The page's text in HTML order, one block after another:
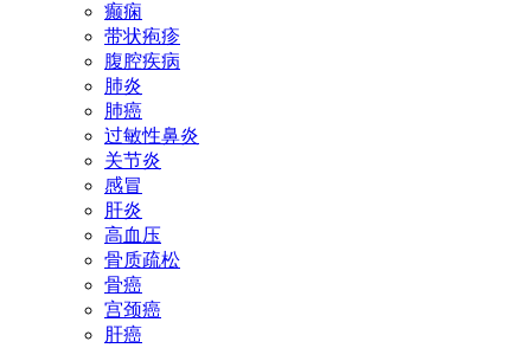
癫痫
带状疱疹
腹腔疾病
肺炎
肺癌
过敏性鼻炎
关节炎
感冒
肝炎
高血压
骨质疏松
骨癌
宫颈癌
肝癌